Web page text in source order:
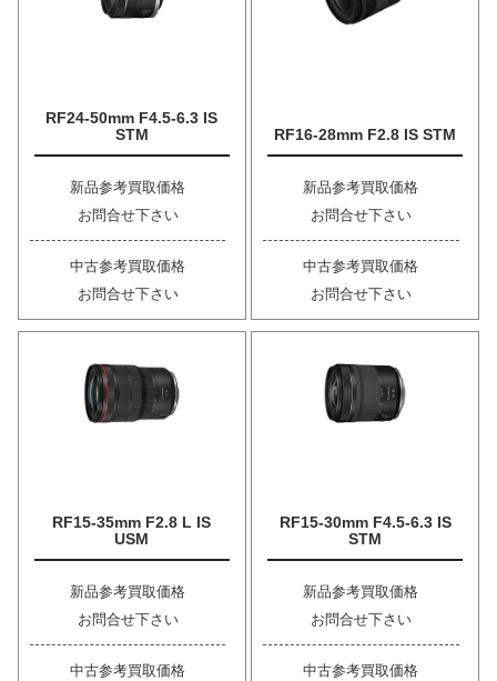
RF24-50mm F4.5-6.3 IS
STM
新品参考買取価格
お問合せ下さい
中古参考買取価格
お問合せ下さい
RF16-28mm F2.8 IS STM
新品参考買取価格
お問合せ下さい
中古参考買取価格
お問合せ下さい
RF15-35mm F2.8 L IS
USM
新品参考買取価格
お問合せ下さい
中古参考買取価格
RF15-30mm F4.5-6.3 IS
STM
新品参考買取価格
お問合せ下さい
中古参考買取価格